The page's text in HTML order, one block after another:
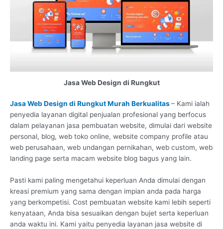
Jasa Web Design di Rungkut
Jasa Web Design di Rungkut Murah Berkualitas– Kami ialah
penyedia layanan digital penjualan profesional yang berfocus
dalam pelayanan jasa pembuatan website, dimulai dari website
personal, blog, web toko online, website company profile atau
web perusahaan, web undangan pernikahan, web custom, web
landing page serta macam website blog bagus yang lain.
Pasti kami paling mengetahui keperluan Anda dimulai dengan
kreasi premium yang sama dengan impian anda pada harga
yang berkompetisi. Cost pembuatan website kami lebih seperti
kenyataan, Anda bisa sesuaikan dengan bujet serta keperluan
anda waktu ini. Kami yaitu penyedia layanan jasa website di